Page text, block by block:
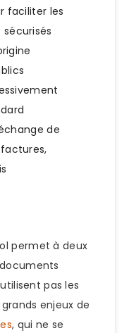
faciliter les
de
permet à deux
pas les
enjeux de
, qui ne se